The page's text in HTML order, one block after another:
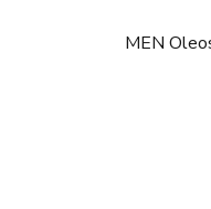
MEN